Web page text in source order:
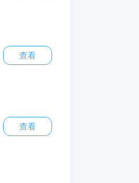
查看
查看